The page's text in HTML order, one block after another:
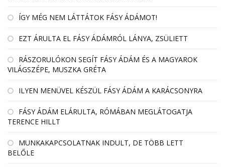
ÍGY MÉG NEM LÁTTÁTOK FÁSY ÁDÁMOT!
EZT ÁRULTA EL FÁSY ÁDÁMRÓL LÁNYA, ZSÜLIETT
RÁSZORULÓKON SEGÍT FÁSY ÁDÁM ÉS A MAGYAROK
VILÁGSZÉPE, MUSZKA GRÉTA
ILYEN MENÜVEL KÉSZÜL FÁSY ÁDÁM A KARÁCSONYRA
FÁSY ÁDÁM ELÁRULTA, RÓMÁBAN MEGLÁTOGATJA
TERENCE HILLT
MUNKAKAPCSOLATNAK INDULT, DE TÖBB LETT
BELŐLE